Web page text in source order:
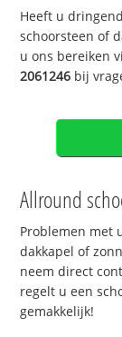
Heeft u
schoorsteen of
u ons bereiken
2061246 bij
Allround
Problemen met
dakkapel of
neem direct
regelt u een
gemakkelijk!